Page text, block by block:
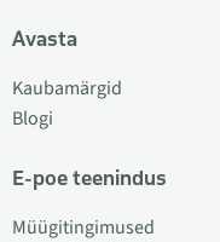
Avasta
Kaubamärgid
Blogi
E-poe teenindus
Müügitingimused